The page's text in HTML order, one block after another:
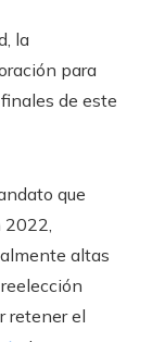
la
para
de este
que
2022,
altas
retener el